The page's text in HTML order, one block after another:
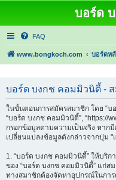
บอร์ด
FAQ
www.bongkoch.com บอร์ดห
บอร์ด บงกช คอมมิวนิตี้ -
ในขั้นตอนการสมัครสมาชิก โดย “บอ
“บอร์ด บงกช คอมมิวนิตี้”, “https://
กรอกข้อมูลตามความเป็นจริง หาก
เปลี่ยนแปลงข้อมูลดังกล่าวจากปุ่ม
1. “บอร์ด บงกช คอมมิวนิตี้” ให้บริก
ของ “บอร์ด บงกช คอมมิวนิตี้” แก่ส
ทางสมาชิกต้องจัดหาอุปกรณ์ในการ